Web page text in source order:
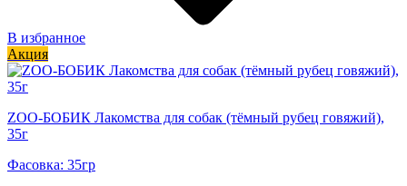
В избранное
Акция
ZОО-БОБИК Лакомства для собак (тёмный рубец говяжий),
35г
Фасовка: 35гр